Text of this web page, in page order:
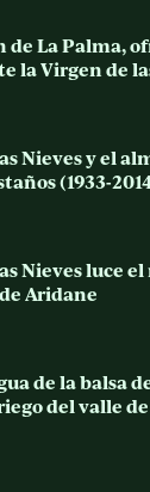
de La Palma,
la Virgen de
Nieves y el
(1933-
Nieves luce
Aridane
de la balsa
del valle